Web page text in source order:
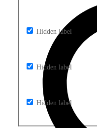
Hidden label
Hidden label
Hidden label